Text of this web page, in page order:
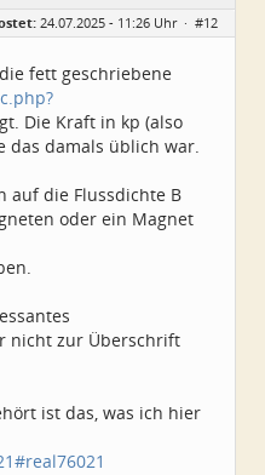
24.07.2025 - 11:26 Uhr · #12
fett geschriebene
Die Kraft in kp (also
das damals üblich war.
auf die Flussdichte B
oder ein Magnet
nicht zur Überschrift
ist das, was ich hier